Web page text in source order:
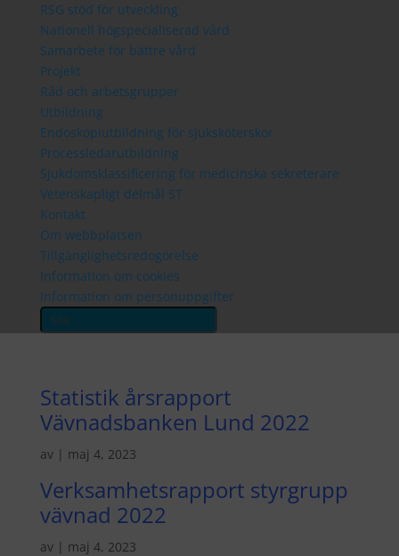
RSG stöd för utveckling
Nationell högspecialiserad vård
Samarbete för bättre vård
Projekt
Råd och arbetsgrupper
Utbildning
Endoskopiutbildning för sjuksköterskor
Processledarutbildning
Sjukdomsklassificering för medicinska sekreterare
Vetenskapligt delmål ST
Kontakt
Om webbplatsen
Tillgänglighetsredogörelse
Information om cookies
Information om personuppgifter
Search
Statistik årsrapport
Vävnadsbanken Lund 2022
av | maj 4, 2023
Verksamhetsrapport styrgrupp
vävnad 2022
av | maj 4, 2023